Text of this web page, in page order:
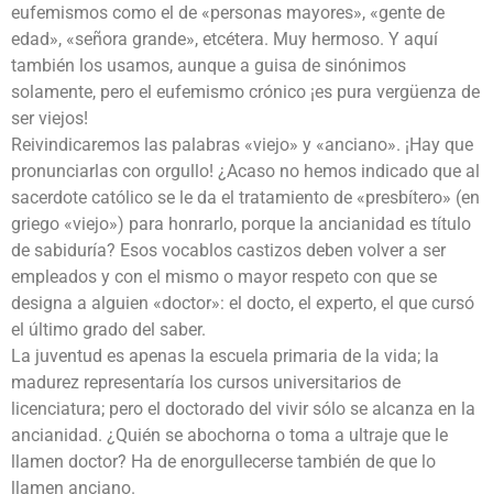
eufemismos como el de «personas mayores», «gente de
edad», «señora grande», etcétera. Muy hermoso. Y aquí
también los usamos, aunque a guisa de sinónimos
solamente, pero el eufemismo crónico ¡es pura vergüenza de
ser viejos!
Reivindicaremos las palabras «viejo» y «anciano». ¡Hay que
pronunciarlas con orgullo! ¿Acaso no hemos indicado que al
sacerdote católico se le da el tratamiento de «presbítero» (en
griego «viejo») para honrarlo, porque la ancianidad es título
de sabiduría? Esos vocablos castizos deben volver a ser
empleados y con el mismo o mayor respeto con que se
designa a alguien «doctor»: el docto, el experto, el que cursó
el último grado del saber.
La juventud es apenas la escuela primaria de la vida; la
madurez representaría los cursos universitarios de
licenciatura; pero el doctorado del vivir sólo se alcanza en la
ancianidad. ¿Quién se abochorna o toma a ultraje que le
llamen doctor? Ha de enorgullecerse también de que lo
llamen anciano.